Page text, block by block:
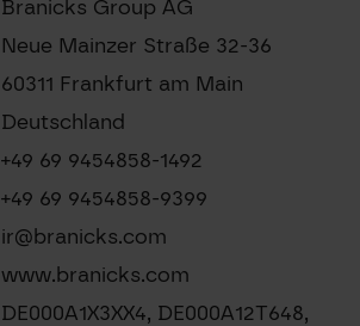
Branicks Group AG
Neue Mainzer Straße 32-36
60311 Frankfurt am Main
Deutschland
+49 69 9454858-1492
+49 69 9454858-9399
ir@branicks.com
www.branicks.com
DE000A1X3XX4, DE000A12T648,